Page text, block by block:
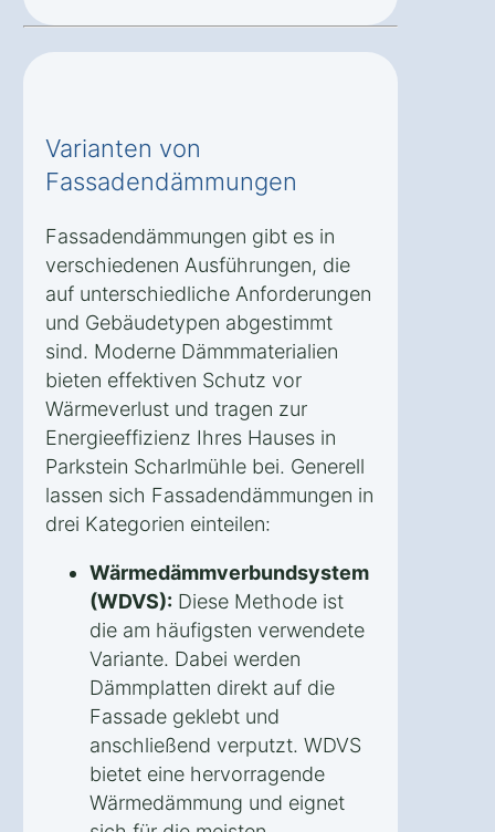
Varianten von
Fassadendämmungen
Fassadendämmungen gibt es in
verschiedenen Ausführungen, die
auf unterschiedliche Anforderungen
und Gebäudetypen abgestimmt
sind. Moderne Dämmmaterialien
bieten effektiven Schutz vor
Wärmeverlust und tragen zur
Energieeffizienz Ihres Hauses in
Parkstein Scharlmühle bei. Generell
lassen sich Fassadendämmungen in
drei Kategorien einteilen:
Wärmedämmverbundsystem
(WDVS): Diese Methode ist
die am häufigsten verwendete
Variante. Dabei werden
Dämmplatten direkt auf die
Fassade geklebt und
anschließend verputzt. WDVS
bietet eine hervorragende
Wärmedämmung und eignet